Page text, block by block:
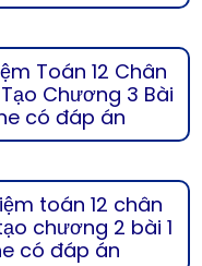
Toán 12 Chân
Chương 3 Bài
có đáp án
toán 12 chân
chương 2 bài 1
có đáp án